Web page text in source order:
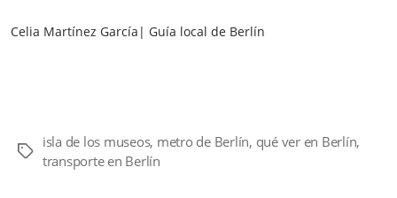
Celia Martínez García| Guía local de Berlín
Etiquetas
isla de los museos, metro de Berlín, qué ver en Berlín,
transporte en Berlín